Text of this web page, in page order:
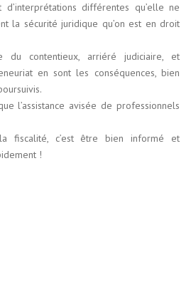
différentes qu’elle ne
la sécurité juridique qu’on est en droit
du contentieux, arriéré judiciaire, et
en sont les conséquences, bien
l’assistance avisée de professionnels
fiscalité, c’est être bien informé et
!